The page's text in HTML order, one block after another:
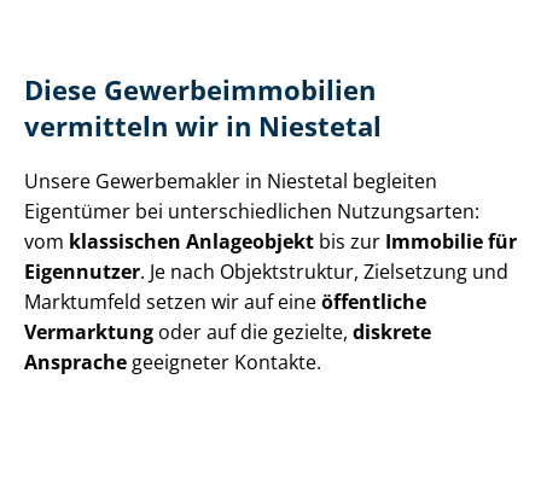
Diese Ge­wer­be­im­mo­bi­li­en
vermitteln wir in Niestetal
Unsere Gewerbemakler in Niestetal begleiten
Eigentümer bei un­ter­schied­li­chen Nutzungsarten:
vom klassischen Anlageobjekt bis zur Immobilie für
Eigennutzer. Je nach Objektstruktur, Zielsetzung und
Marktumfeld setzen wir auf eineöffentliche
Vermarktung oder auf die gezielte, diskrete
Ansprachegeeigneter Kontakte.